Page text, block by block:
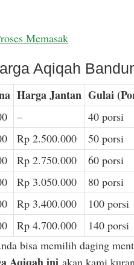
Memasak
Aqiqah
Harga Jantan Gulai
– 40 porsi
Rp 2.500.000 50 porsi
Rp 2.750.000 60 porsi
Rp 3.050.000 80 porsi
Rp 3.400.000 100 porsi
Rp 4.700.000 140 porsi
bisa memilih daging
akan kami